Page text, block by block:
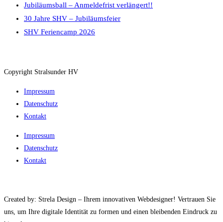
Jubiläumsball – Anmeldefrist verlängert!!
30 Jahre SHV – Jubiläumsfeier
SHV Feriencamp 2026
Copyright Stralsunder HV
Impressum
Datenschutz
Kontakt
Impressum
Datenschutz
Kontakt
Created by: Strela Design – Ihrem innovativen Webdesigner! Vertrauen Sie
uns, um Ihre digitale Identität zu formen und einen bleibenden Eindruck zu